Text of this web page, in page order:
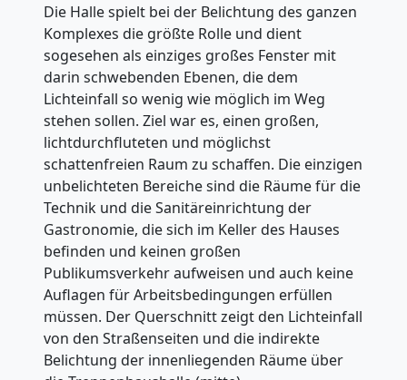
Die Halle spielt bei der Belichtung des ganzen
Komplexes die größte Rolle und dient
sogesehen als einziges großes Fenster mit
darin schwebenden Ebenen, die dem
Lichteinfall so wenig wie möglich im Weg
stehen sollen. Ziel war es, einen großen,
lichtdurchfluteten und möglichst
schattenfreien Raum zu schaffen. Die einzigen
unbelichteten Bereiche sind die Räume für die
Technik und die Sanitäreinrichtung der
Gastronomie, die sich im Keller des Hauses
befinden und keinen großen
Publikumsverkehr aufweisen und auch keine
Auflagen für Arbeitsbedingungen erfüllen
müssen. Der Querschnitt zeigt den Lichteinfall
von den Straßenseiten und die indirekte
Belichtung der innenliegenden Räume über